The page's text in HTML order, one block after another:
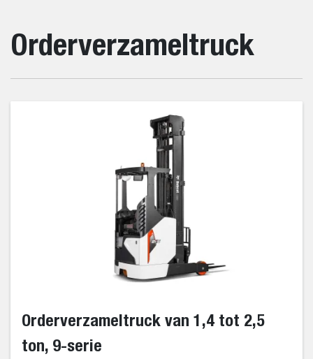
Orderverzameltruck
Orderverzameltruck van 1,4 tot 2,5
ton, 9-serie